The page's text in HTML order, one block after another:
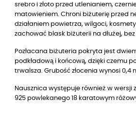
srebro i złoto przed utlenianiem,
matowieniem. Chroni biżuterię przed
działaniem powietrza, wilgoci,
zachować blask biżuterii na dłużej,
Pozłacana biżuteria pokryta jest
podkładową i końcową, dzięki czemu
trwalsza. Grubość złocenia wynosi 0,4
Nausznica występuje również w wersji
925 powlekanego 18 karatowym